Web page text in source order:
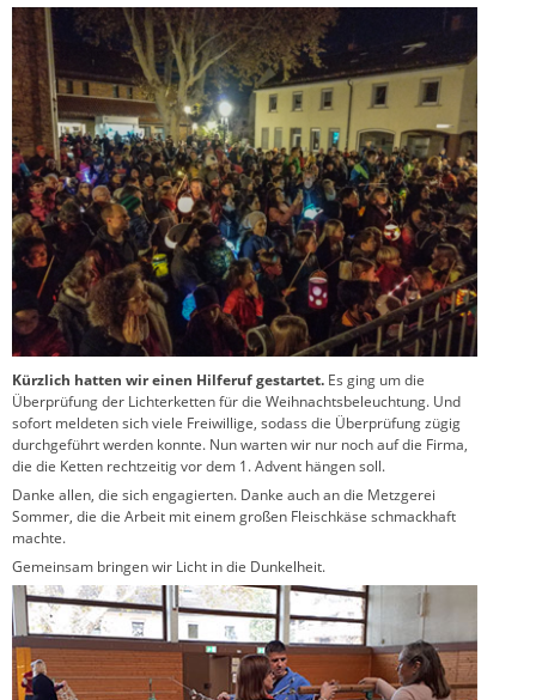
Kürzlich hatten wir einen Hilferuf gestartet. Es ging um die
Überprüfung der Lichterketten für die Weihnachtsbeleuchtung. Und
sofort meldeten sich viele Freiwillige, sodass die Überprüfung zügig
durchgeführt werden konnte. Nun warten wir nur noch auf die Firma,
die die Ketten rechtzeitig vor dem 1. Advent hängen soll.
Danke allen, die sich engagierten. Danke auch an die Metzgerei
Sommer, die die Arbeit mit einem großen Fleischkäse schmackhaft
machte.
Gemeinsam bringen wir Licht in die Dunkelheit.